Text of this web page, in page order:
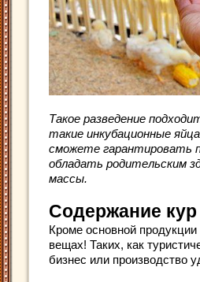
Такое разведение
такие инкубационные
сможете гарантировать
обладать родительским
массы.
Содержание кур
Кроме основной
вещах! Таких, как
бизнес или производство